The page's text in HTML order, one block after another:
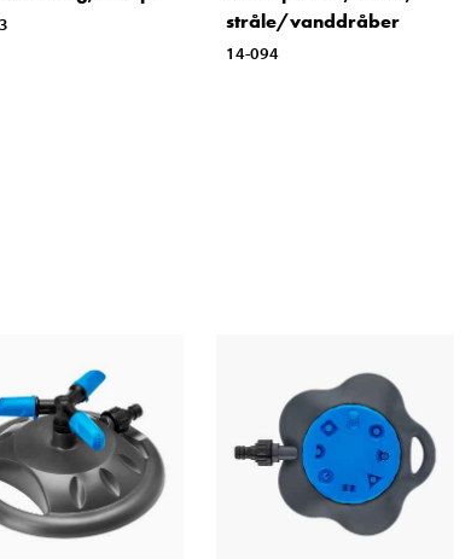
stråle/vanddråber
14-094